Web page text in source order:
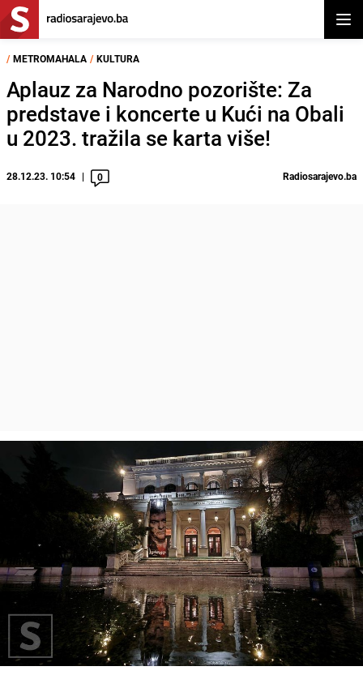
/ METROMAHALA / KULTURA
Aplauz za Narodno pozorište: Za
predstave i koncerte u Kući na Obali
u 2023. tražila se karta više!
28.12.23. 10:54 0 Radiosarajevo.ba